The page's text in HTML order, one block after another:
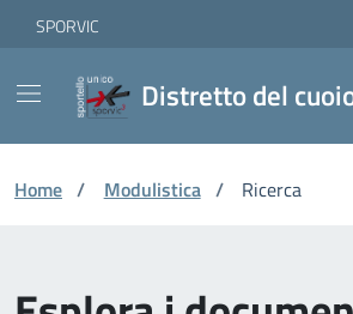
Skip to Main Content
Vai ai contenuti
Vai al footer
SPORVIC
Distretto del
Home / Modulistica / Ricerca